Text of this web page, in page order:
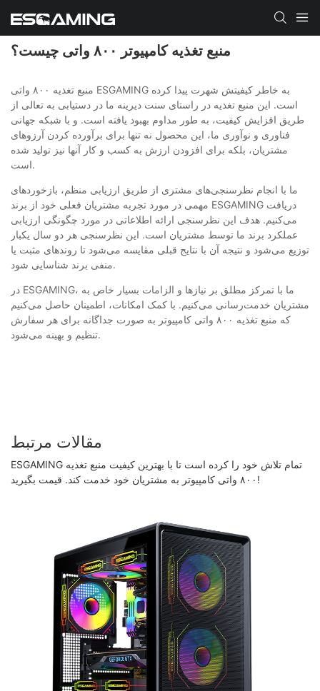
منبع تغذیه کامپیوتر ۸۰۰ واتی چیست؟
منبع تغذیه ۸۰۰ واتی ESGAMING به خاطر کیفیتش شهرت پیدا کرده
است. این منبع تغذیه در راستای سنت دیرینه ما در دستیابی به تعالی از
طریق افزایش کیفیت، به طور مداوم بهبود یافته است. و با شبکه جهانی
فناوری و نوآوری ما، این محصول نه تنها برای برآورده کردن آرزوهای
مشتریان، بلکه برای افزودن ارزش به کسب و کار آنها نیز تولید شده
است.
ما با انجام نظرسنجی‌های مشتری از طریق ارزیابی منظم، بازخوردهای
مهمی در مورد تجربه مشتریان فعلی خود از برند ESGAMING دریافت
می‌کنیم. هدف این نظرسنجی ارائه اطلاعاتی در مورد چگونگی ارزیابی
عملکرد برند ما توسط مشتریان است. این نظرسنجی هر دو سال یکبار
توزیع می‌شود و نتیجه آن با نتایج قبلی مقایسه می‌شود تا روندهای مثبت یا
منفی برند شناسایی شود.
در ESGAMING، ما با تمرکز مطلق بر نیازها و الزامات بسیار خاص به
مشتریان خدمت‌رسانی می‌کنیم. با کمک امکانات، اطمینان حاصل می‌کنیم
که منبع تغذیه ۸۰۰ واتی کامپیوتر به صورت جداگانه برای هر سفارش
تنظیم و بهینه می‌شود.
مقالات مرتبط
ESGAMING تمام تلاش خود را کرده است تا با بهترین کیفیت منبع تغذیه
۸۰۰ واتی کامپیوتر به مشتریان خود خدمت کند. قیمت بگیرید!